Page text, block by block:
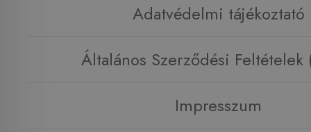
Adatvédelmi tájékoztató
Általános Szerződési Feltételek
Impresszum